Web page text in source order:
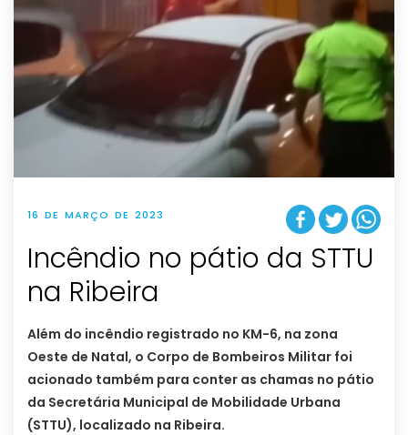
16 DE MARÇO DE 2023
Incêndio no pátio da STTU
na Ribeira
Além do incêndio registrado no KM-6, na zona
Oeste de Natal, o Corpo de Bombeiros Militar foi
acionado também para conter as chamas no pátio
da Secretária Municipal de Mobilidade Urbana
(STTU), localizado na Ribeira.